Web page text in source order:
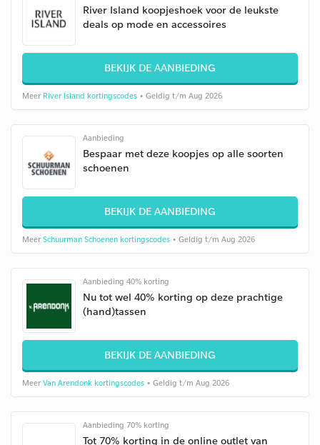
River Island koopjeshoek voor de leukste
deals op mode en accessoires
BEKIJK DE AANBIEDING
Meer River Island kortingscodes • Geldig t/m Aug 2026
Aanbieding
Bespaar met deze koopjes op alle soorten
schoenen
BEKIJK DE AANBIEDING
Meer Schuurman Schoenen kortingscodes • Geldig t/m Aug 2026
Aanbieding 40% korting
Nu tot wel 40% korting op deze prachtige
(hand)tassen
BEKIJK DE AANBIEDING
Meer Van Arendonk kortingscodes • Geldig t/m Aug 2026
Aanbieding 70% korting
Tot 70% korting in de online outlet van